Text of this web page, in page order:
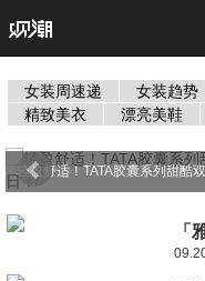
女装周速递 女装趋势
精致美衣
漂亮美鞋
轻盈舒适！TATA胶囊系列甜酷
「